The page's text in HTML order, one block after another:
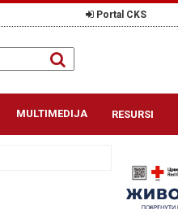
Portal CKS
MULTIMEDIJA RESURSI